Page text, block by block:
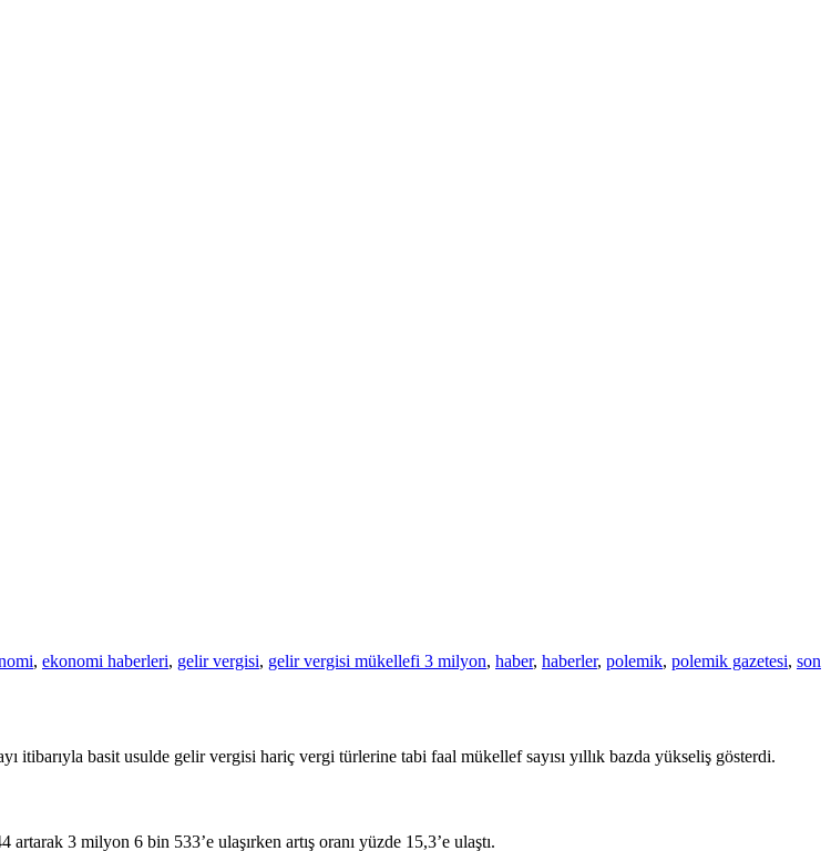
, ekonomi haberleri, gelir vergisi, gelir vergisi mükellefi 3 milyon, haber, haberler, polemik, polemik gazetesi, son
itibarıyla basit usulde gelir vergisi hariç vergi türlerine tabi faal mükellef sayısı yıllık bazda yükseliş gösterdi.
3 milyon 6 bin 533’e ulaşırken artış oranı yüzde 15,3’e ulaştı.